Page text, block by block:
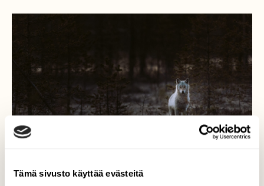
Tämä sivusto käyttää evästeitä